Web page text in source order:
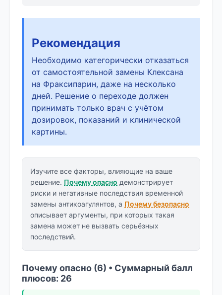
Рекомендация
Необходимо категорически отказаться
от самостоятельной замены Клексана
на Фраксипарин, даже на несколько
дней. Решение о переходе должен
принимать только врач с учётом
дозировок, показаний и клинической
картины.
Изучите все факторы, влияющие на ваше
решение. Почему опасно демонстрирует
риски и негативные последствия временной
замены антикоагулянтов, а Почему безопасно
описывает аргументы, при которых такая
замена может не вызвать серьёзных
последствий.
Почему опасно (6) • Суммарный балл
плюсов: 26